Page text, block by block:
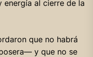
al cierre de la
que no habrá
y que no se